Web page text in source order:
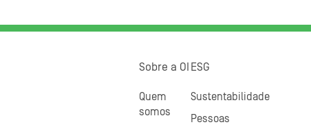
Sobre a OI
Quem
somos
ESG
Sustentabilidade
Pessoas